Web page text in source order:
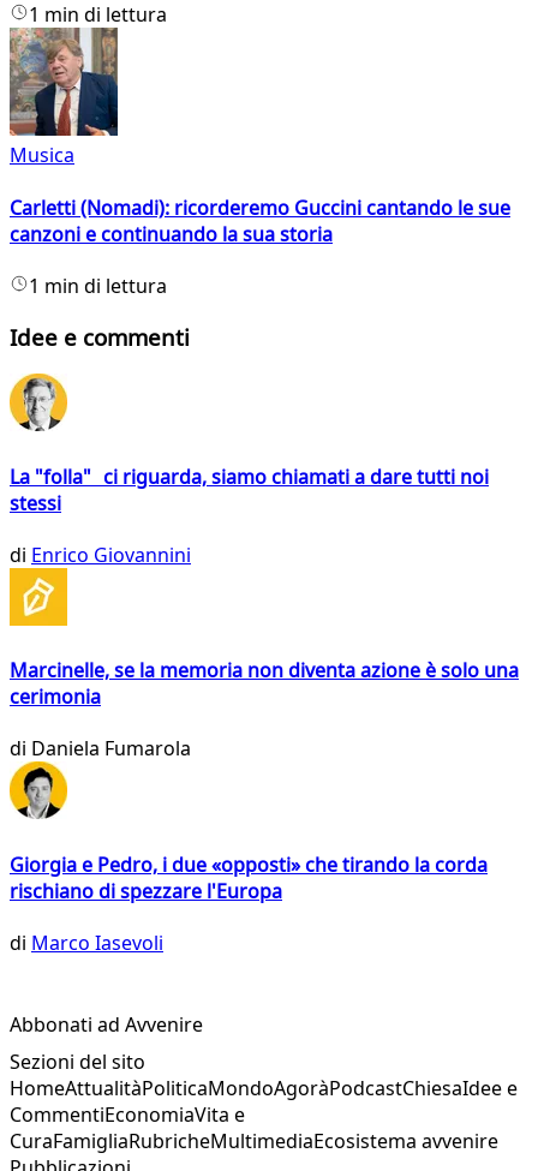
1 min di lettura
Musica
Carletti (Nomadi): ricorderemo Guccini cantando le sue
canzoni e continuando la sua storia
1 min di lettura
Idee e commenti
La "folla" ci riguarda, siamo chiamati a dare tutti noi
stessi
di Enrico Giovannini
Marcinelle, se la memoria non diventa azione è solo una
cerimonia
di Daniela Fumarola
Giorgia e Pedro, i due «opposti» che tirando la corda
rischiano di spezzare l'Europa
di Marco Iasevoli
Abbonati ad Avvenire
Sezioni del sito
HomeAttualitàPoliticaMondoAgoràPodcastChiesaIdee e
CommentiEconomiaVita e
CuraFamigliaRubricheMultimediaEcosistema avvenire